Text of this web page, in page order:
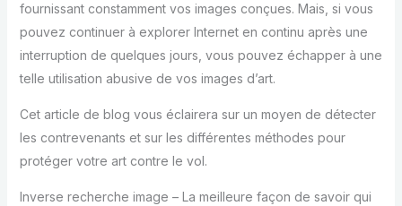
fournissant constamment vos images conçues. Mais, si vous
pouvez continuer à explorer Internet en continu après une
interruption de quelques jours, vous pouvez échapper à une
telle utilisation abusive de vos images d’art.
Cet article de blog vous éclairera sur un moyen de détecter
les contrevenants et sur les différentes méthodes pour
protéger votre art contre le vol.
Inverse recherche image – La meilleure façon de savoir qui